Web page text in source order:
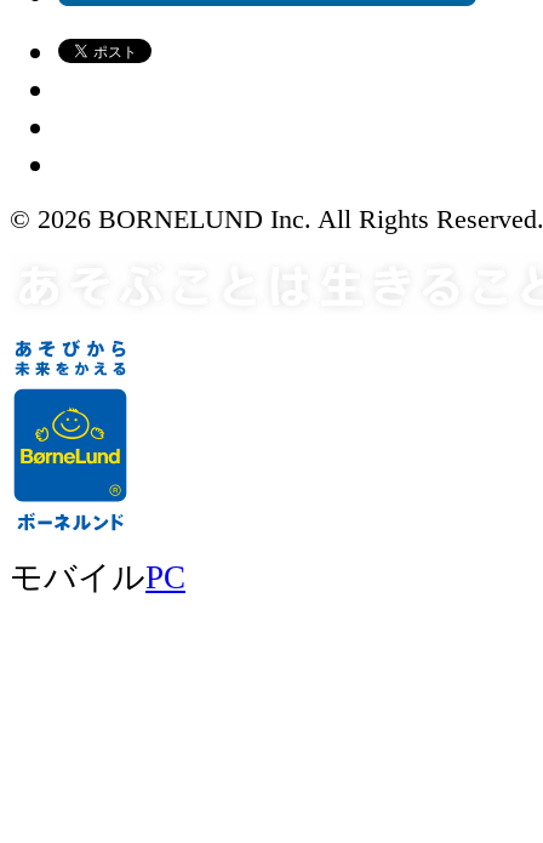
© 2026 BORNELUND Inc. All Rights Reserved.
モバイルPC